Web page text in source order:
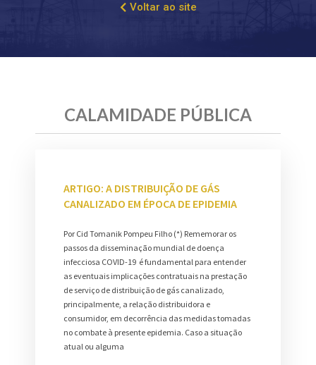
Voltar ao site
CALAMIDADE PÚBLICA
ARTIGO: A DISTRIBUIÇÃO DE GÁS
CANALIZADO EM ÉPOCA DE EPIDEMIA
Por Cid Tomanik Pompeu Filho (*) Rememorar os
passos da disseminação mundial de doença
infecciosa COVID-19 é fundamental para entender
as eventuais implicações contratuais na prestação
de serviço de distribuição de gás canalizado,
principalmente, a relação distribuidora e
consumidor, em decorrência das medidas tomadas
no combate à presente epidemia. Caso a situação
atual ou alguma